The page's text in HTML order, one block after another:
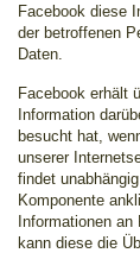
Facebook diese
der betroffenen
Daten.
Facebook erhält
Information
besucht hat,
unserer
findet
Komponente
Informationen
kann diese die